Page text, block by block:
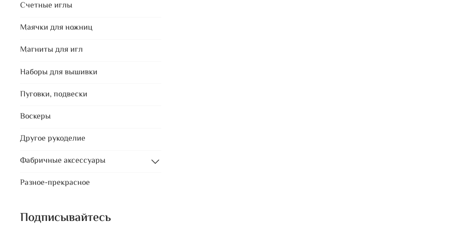
Счетные иглы
Маячки для ножниц
Магниты для игл
Наборы для вышивки
Пуговки, подвески
Воскеры
Другое рукоделие
Фабричные аксессуары
Разное-прекрасное
Подписывайтесь